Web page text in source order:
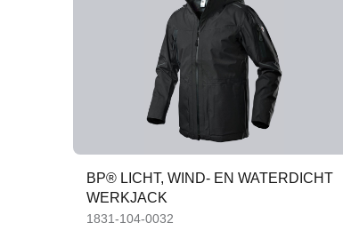
BP® LICHT, WIND- EN WATERDICHT
WERKJACK
1831-104-0032